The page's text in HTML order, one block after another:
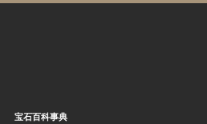
宝石百科事典